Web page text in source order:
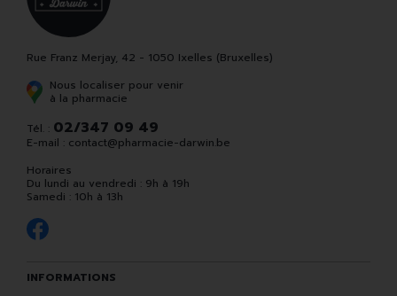
Rue Franz Merjay, 42 - 1050 Ixelles (Bruxelles)
Nous localiser pour venir
à la pharmacie
Tél. : 02/347 09 49
E-mail : contact@pharmacie-darwin.be
Horaires
Du lundi au vendredi : 9h à 19h
Samedi : 10h à 13h
INFORMATIONS